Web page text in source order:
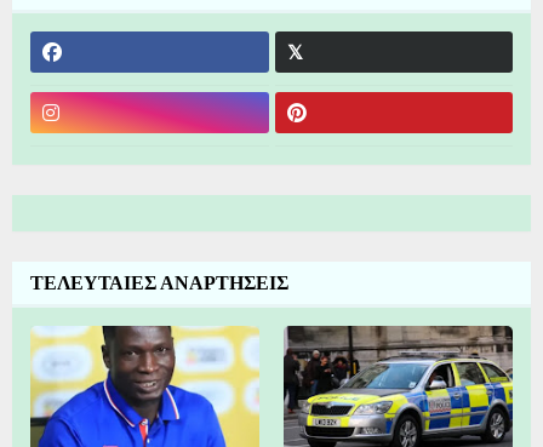
ΤΕΛΕΥΤΑΙΕΣ ΑΝΑΡΤΗΣΕΙΣ